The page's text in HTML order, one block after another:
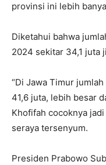
provinsi ini lebih
Diketahui bahwa
2024 sekitar 34,1 juta
“Di Jawa Timur
41,6 juta, lebih besar
Khofifah cocoknya
seraya tersenyum.
Presiden Prabowo